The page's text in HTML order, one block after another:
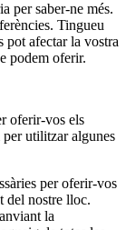
per saber-ne més.
Tingueu
pot afectar la vostra
podem oferir.
oferir-vos els
utilitzar algunes
per oferir-vos
del nostre lloc.
la